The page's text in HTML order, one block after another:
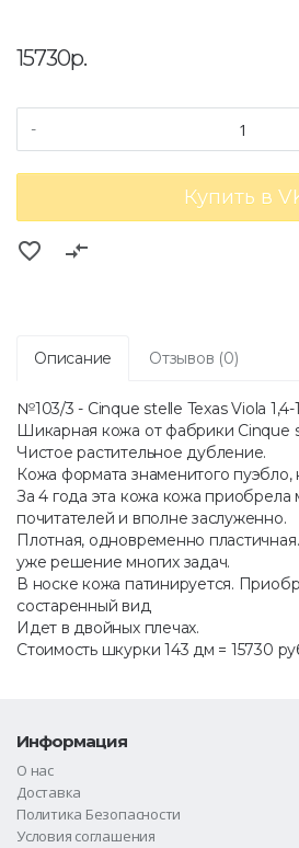
15730р.
-
Купить в
favorite_border compare_arrows
Описание Отзывов (0)
№103/3 - Cinque stelle Texas Viola 1,4-
Шикарная кожа от фабрики Cinque
Чистое растительное дубление.
Кожа формата знаменитого
За 4 года эта кожа кожа приобрела
почитателей и вполне заслуженно.
Плотная, одновременно
уже решение многих задач.
В носке кожа патинируется.
состаренный вид
Идет в двойных плечах.
Стоимость шкурки 143 дм = 15730
Информация
О нас
Доставка
Политика Безопасности
Условия соглашения